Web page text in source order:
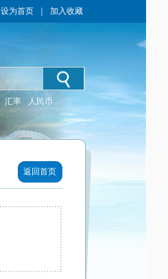
设为首页 加入收藏
汇率 人民币
返回首页